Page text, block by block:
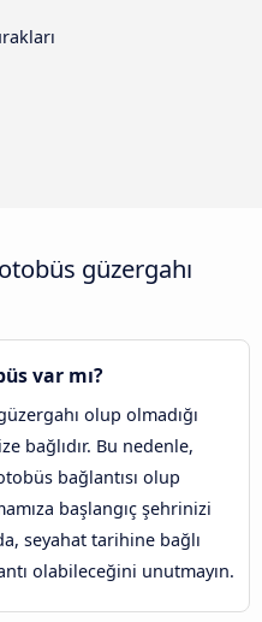
güzergahı
var mı?
olup olmadığı
bağlıdır. Bu nedenle,
bağlantısı olup
başlangıç şehrinizi
seyahat tarihine bağlı
olabileceğini unutmayın.